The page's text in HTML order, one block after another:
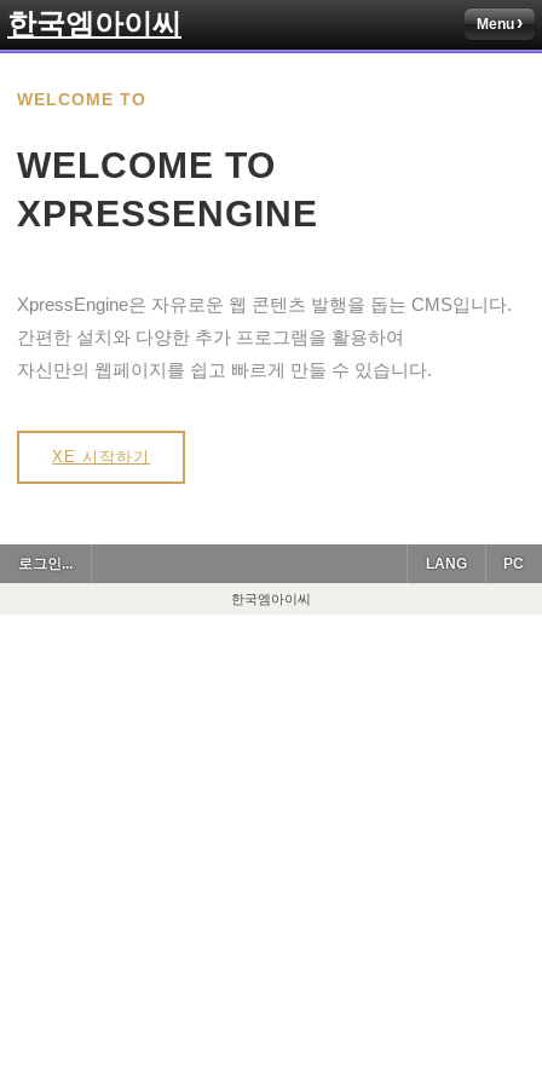
한국엠아이씨 Menu
WELCOME TO
WELCOME TO
XPRESSENGINE
XpressEngine은 자유로운 웹 콘텐츠 발행을 돕는 CMS입니다.
간편한 설치와 다양한 추가 프로그램을 활용하여
자신만의 웹페이지를 쉽고 빠르게 만들 수 있습니다.
XE 시작하기
로그인... PC
LANG
한국엠아이씨